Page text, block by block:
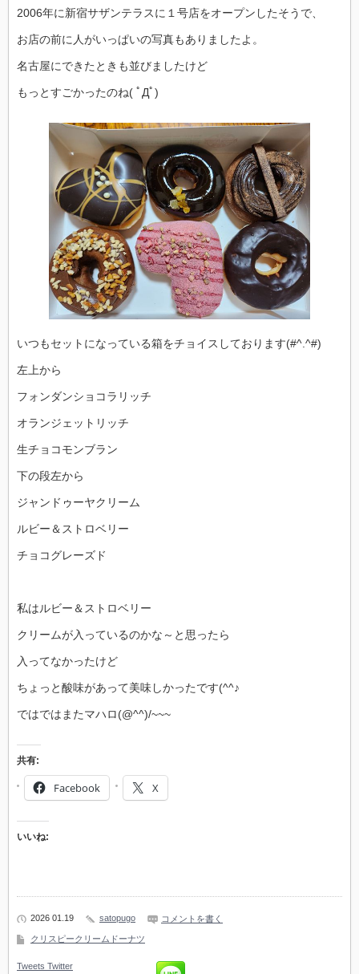
2006年に新宿サザンテラスに１号店をオープンしたそうで、
お店の前に人がいっぱいの写真もありましたよ。
名古屋にできたときも並びましたけど
もっとすごかったのね( ﾟДﾟ)
いつもセットになっている箱をチョイスしております(#^.^#)
左上から
フォンダンショコラリッチ
オランジェットリッチ
生チョコモンブラン
下の段左から
ジャンドゥーヤクリーム
ルビー＆ストロベリー
チョコグレーズド
私はルビー＆ストロベリー
クリームが入っているのかな～と思ったら
入ってなかったけど
ちょっと酸味があって美味しかったです(^^♪
ではではまたマハロ(@^^)/~~~
共有:
Facebook X
いいね:
2026 01.19 satopugo コメントを書く
クリスピークリームドーナツ
Tweets Twitter